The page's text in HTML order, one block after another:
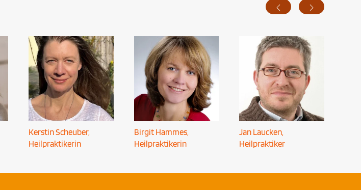
Kerstin Scheuber,
Heilpraktikerin
Birgit Hammes,
Heilpraktikerin
Jan Laucken,
Heilpraktiker